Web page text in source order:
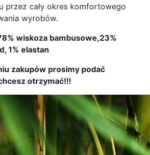
przez cały okres komfortowego
wyrobów.
wiskoza bambusowe,23%
1% elastan
zakupów prosimy podać
otrzymać!!!